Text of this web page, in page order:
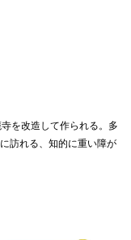
を改造して作られる。多
訪れる、知的に重い障が